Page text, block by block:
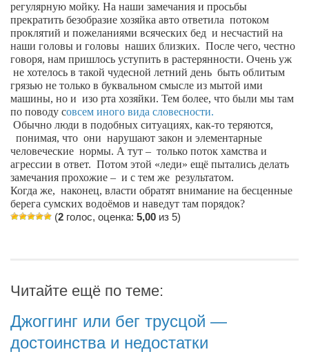
Елена Мельник
Вера Паненко
Сергей Шепилов
Актёры
Валентин Бурый
Александра Сокол
Барды
Владимир Айзенберг
Евгений Полюхович
Ольга Чикина
регулярную мойку. На наши замечания и просьбы
прекратить безобразие хозяйка авто ответила потоком
проклятий и пожеланиями всяческих бед и несчастий на
наши головы и головы наших близких. После чего, честно
говоря, нам пришлось уступить в растерянности. Очень уж
не хотелось в такой чудесной летний день быть облитым
грязью не только в буквальном смысле из мытой ими
машины, но и изо рта хозяйки. Тем более, что были мы там
по поводу совсем иного вида словесности.
Обычно люди в подобных ситуациях, как-то теряются,
понимая, что они нарушают закон и элементарные
человеческие нормы. А тут – только поток хамства и
агрессии в ответ. Потом этой «леди» ещё пытались делать
замечания прохожие – и с тем же результатом.
Когда же, наконец, власти обратят внимание на бесценные
берега сумских водоёмов и наведут там порядок?
(2 голос, оценка: 5,00 из 5)
Читайте ещё по теме:
Джоггинг или бег трусцой —
достоинства и недостатки